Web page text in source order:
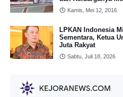
Kamis, Mei 12, 2016
LPKAN Indonesia
Sementara, Ketua
Juta Rakyat
Sabtu, Juli 18, 2026